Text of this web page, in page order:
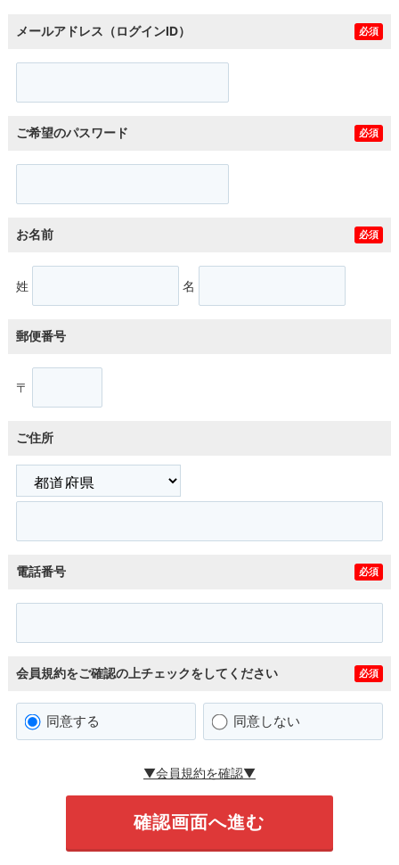
メールアドレス（ログインID） 必須
ご希望のパスワード 必須
お名前 必須
姓 名
郵便番号
〒
ご住所
電話番号 必須
会員規約をご確認の上チェックをしてください 必須
同意する 同意しない
▼会員規約を確認▼